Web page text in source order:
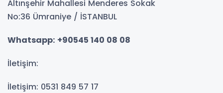
Altınşehir Mahallesi Menderes Sokak
No:36 Ümraniye / İSTANBUL
Whatsapp: +90545 140 08 08
İletişim:
İletişim: 0531 849 57 17